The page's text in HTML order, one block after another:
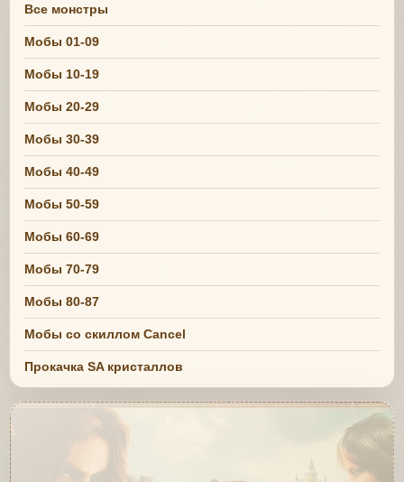
Все монстры
Мобы 01-09
Мобы 10-19
Мобы 20-29
Мобы 30-39
Мобы 40-49
Мобы 50-59
Мобы 60-69
Мобы 70-79
Мобы 80-87
Мобы со скиллом Cancel
Прокачка SA кристаллов